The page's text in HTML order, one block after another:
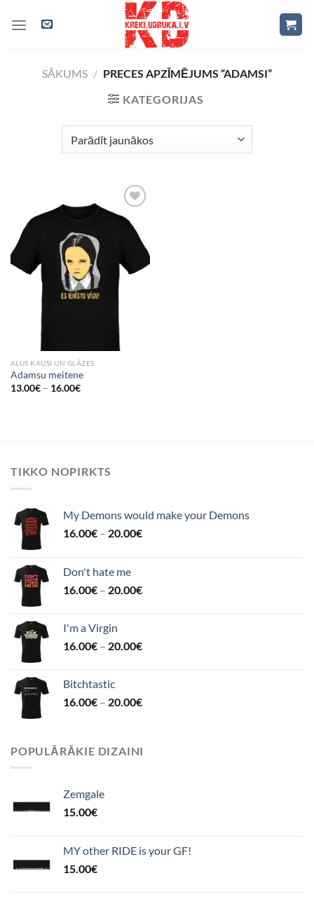
SĀKUMS / PRECES APZĪMĒJUMS “ADAMSI”
KATEGORIJAS
Add to
ALUS KAUSI UN GLĀZES
Adamsu meitene
13.00€– 16.00€
TIKKO NOPIRKTS
My Demons would make your Demons
16.00€ – 20.00€
Don't hate me
16.00€ – 20.00€
I'm a Virgin
16.00€ – 20.00€
Bitchtastic
16.00€ – 20.00€
POPULĀRĀKIE DIZAINI
Zemgale
15.00€
MY other RIDE is your GF!
15.00€